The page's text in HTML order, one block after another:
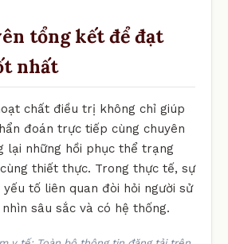
tổng kết để đạt
nhất
chất điều trị không chỉ giúp
đoán trực tiếp cùng chuyên
lại những hồi phục thể trạng
thiết thực. Trong thực tế, sự
tố liên quan đòi hỏi người sử
sâu sắc và có hệ thống.